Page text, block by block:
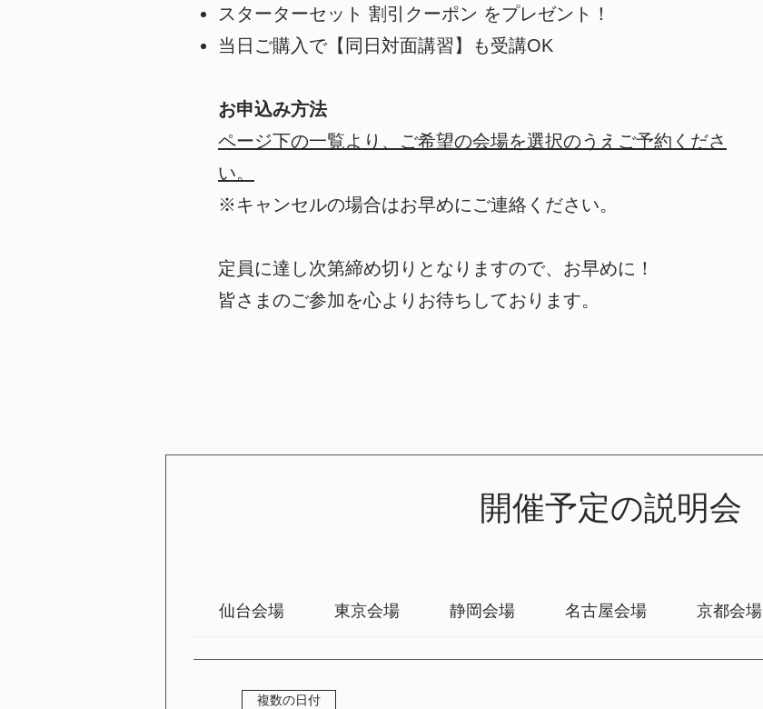
スターターセット 割引クーポン をプレゼント！
当日ご購入で【同日対面講習】も受講OK
お​申込み方法
ページ下の一覧より、ご希望の会場を選択のうえご予約くださ
い。
※キャンセルの場合はお早めにご連絡ください。
定員に達し次第締め切りとなりますので、お早めに！
皆さまのご参加を心よりお待ちしております。
開催予定の説明会
仙台会場 東京会場 静岡会場 名古屋会場 京都会場
複数の日付